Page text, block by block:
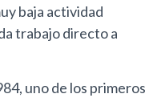
baja actividad
trabajo directo a
uno de los primeros